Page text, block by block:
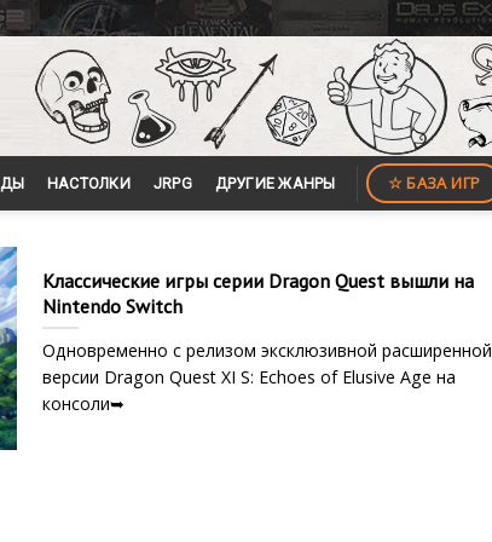
НАСТОЛКИ JRPG ДРУГИЕ ЖАНРЫ ☆ БАЗА ИГР
Классические игры серии Dragon Quest вышли на
Nintendo Switch
Одновременно с релизом эксклюзивной расширенной
версии Dragon Quest XI S: Echoes of Elusive Age на
консоли➥